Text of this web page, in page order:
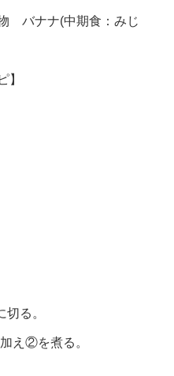
バナナ(中期食：みじ
】
る。
え②を煮る。